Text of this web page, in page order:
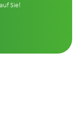
Sie!